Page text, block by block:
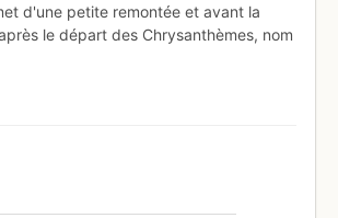
d'une petite remontée et avant la
le départ des Chrysanthèmes, nom